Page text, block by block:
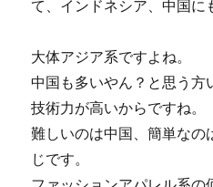
て、インドネシア、中国に
大体アジア系ですよね。
中国も多いやん？と思う方
技術力が高いからですね。
難しいのは中国、簡単なの
じです。